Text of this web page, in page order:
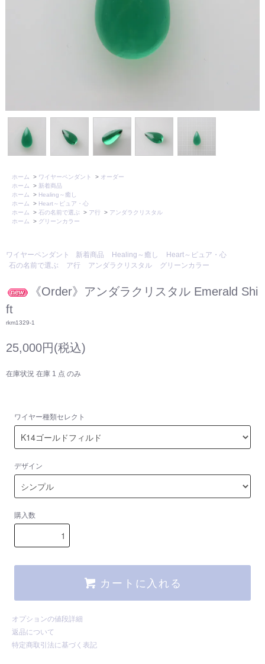
ホーム > ワイヤーペンダント > オーダー
ホーム
> 新着商品
ホーム
> Healing～癒し
ホーム
> Heart～ピュア・心
ホーム
> 石の名前で選ぶ > ア行 > アンダラクリスタル
ホーム
> グリーンカラー
ワイヤーペンダント 新着商品 Healing～癒し
Heart～ピュア・心
石の名前で選ぶ
ア行 アンダラクリスタル グリーンカラー
《Order》アンダラクリスタル Emerald Shi
ft
rkm1329-1
25,000円(税込)
在庫状況 在庫 1 点 のみ
ワイヤー種類セレクト
デザイン
購入数
カートに入れる
オプションの値段詳細
返品について
特定商取引法に基づく表記